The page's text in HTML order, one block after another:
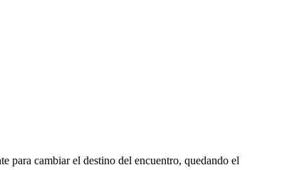
para cambiar el destino del encuentro, quedando el